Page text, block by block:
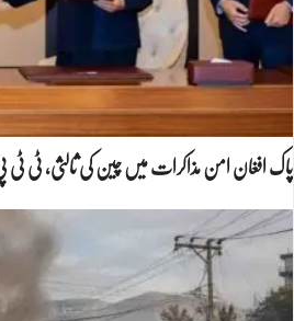
پاک افغان امن مذاکرات میں چین کی ثالثی، ٹی ٹی